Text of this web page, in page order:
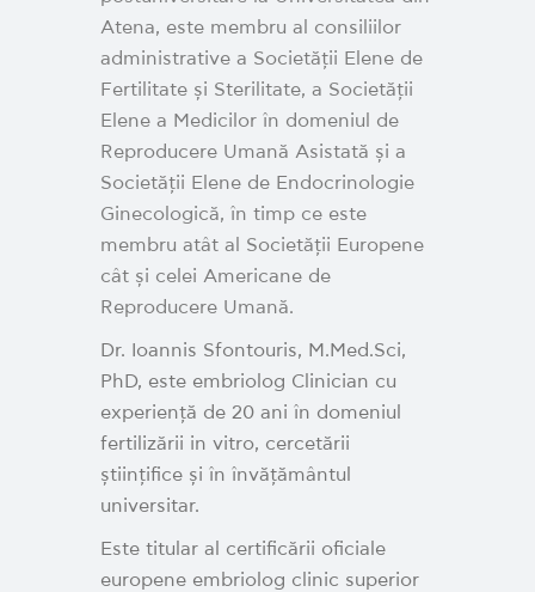
Atena, este membru al consiliilor
administrative a Societății Elene de
Fertilitate și Sterilitate, a Societății
Elene a Medicilor în domeniul de
Reproducere Umană Asistată și a
Societății Elene de Endocrinologie
Ginecologică, în timp ce este
membru atât al Societății Europene
cât și celei Americane de
Reproducere Umană.
Dr. Ioannis Sfontouris, M.Med.Sci,
PhD, este embriolog Clinician cu
experiență de 20 ani în domeniul
fertilizării in vitro, cercetării
științifice și în învățământul
universitar.
Este titular al certificării oficiale
europene embriolog clinic superior